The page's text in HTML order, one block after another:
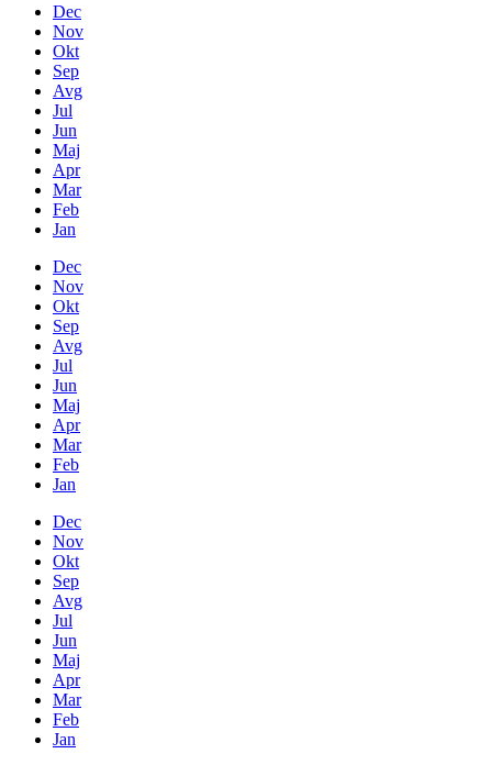
Dec
Nov
Okt
Sep
Avg
Jul
Jun
Maj
Apr
Mar
Feb
Jan
Dec
Nov
Okt
Sep
Avg
Jul
Jun
Maj
Apr
Mar
Feb
Jan
Dec
Nov
Okt
Sep
Avg
Jul
Jun
Maj
Apr
Mar
Feb
Jan